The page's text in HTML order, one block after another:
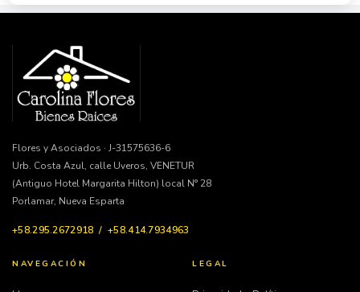
Flores y Asociados · J-31575636-6
Urb. Costa Azul, calle Uveros, VENETUR
(Antiguo Hotel Margarita Hilton) local N° 28
Porlamar, Nueva Esparta
+58.295.2672918 / +58.414.7934963
NAVEGACIÓN LEGAL